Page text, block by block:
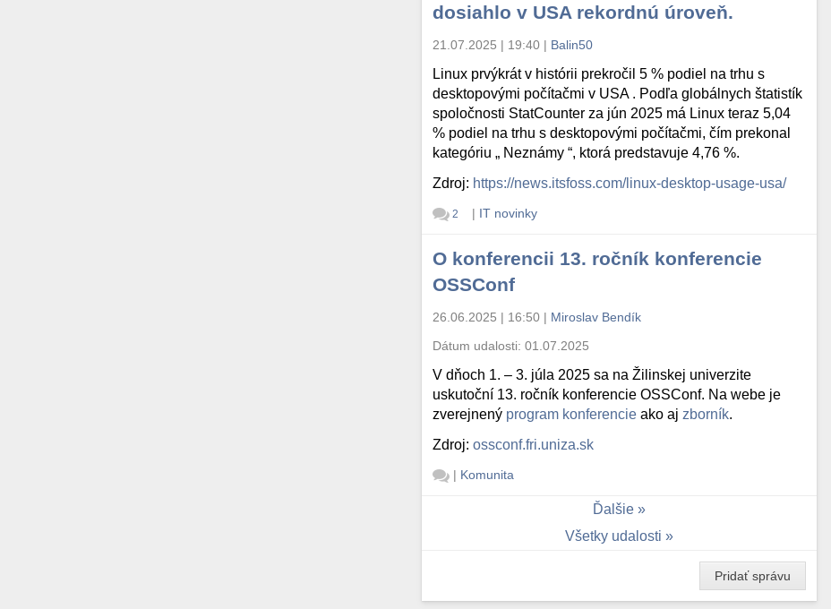
dosiahlo v USA rekordnú úroveň.
21.07.2025 | 19:40 | Balin50
Linux prvýkrát v histórii prekročil 5 % podiel na trhu s
desktopovými počítačmi v USA . Podľa globálnych štatistík
spoločnosti StatCounter za jún 2025 má Linux teraz 5,04
% podiel na trhu s desktopovými počítačmi, čím prekonal
kategóriu „ Neznámy “, ktorá predstavuje 4,76 %.
Zdroj: https://news.itsfoss.com/linux-desktop-usage-usa/
2 | IT novinky
O konferencii 13. ročník konferencie
OSSConf
26.06.2025 | 16:50 | Miroslav Bendík
Dátum udalosti:01.07.2025
V dňoch 1. – 3. júla 2025 sa na Žilinskej univerzite
uskutoční 13. ročník konferencie OSSConf. Na webe je
zverejnený program konferencie ako aj zborník.
Zdroj:ossconf.fri.uniza.sk
| Komunita
Ďalšie
Všetky udalosti
Pridať správu